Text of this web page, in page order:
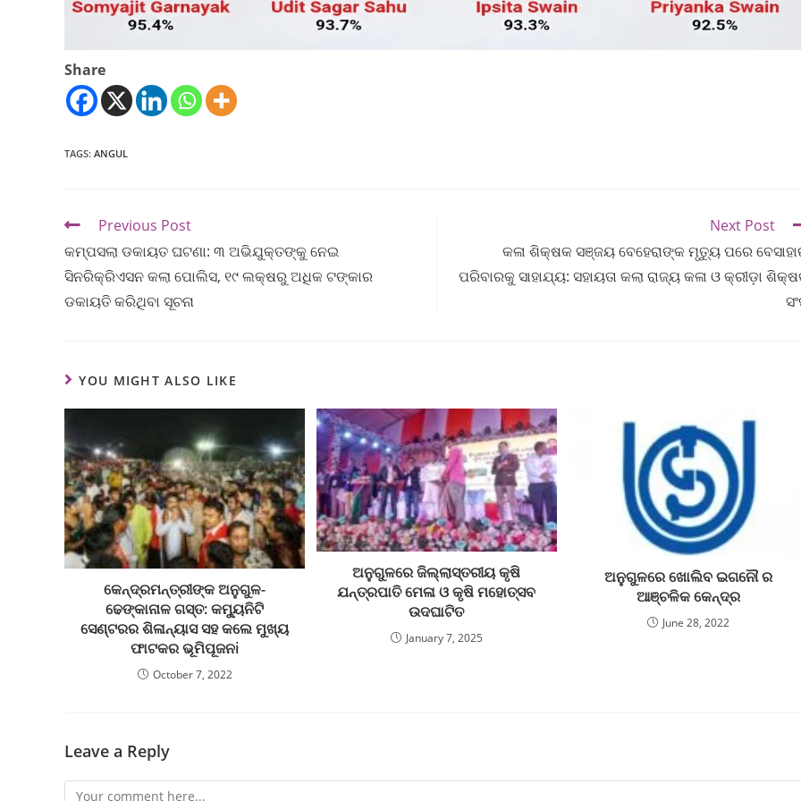
Share
TAGS: ANGUL
Previous Post
କମ୍ପସଲା ଡକାୟତ ଘଟଣା: ୩ ଅଭିଯୁକ୍ତଙ୍କୁ ନେଇ
ସିନରିକ୍ରିଏସନ କଲା ପୋଲିସ, ୧୯ ଲକ୍ଷରୁ ଅଧିକ ଟଙ୍କାର
ଡକାୟତି କରିଥିବା ସୂଚନା
Next Post
କଳା ଶିକ୍ଷକ ସଞ୍ଜୟ ବେହେରାଙ୍କ ମୃତ୍ୟୁ ପରେ
ପରିବାରକୁ ସାହାଯ୍ୟ: ସହାୟତା କଲା ରାଜ୍ୟ କଳା ଓ କ୍ରୀଡ଼ା
YOU MIGHT ALSO LIKE
କେନ୍ଦ୍ରମନ୍ତ୍ରୀଙ୍କ ଅନୁଗୁଳ-
ଢେଙ୍କାନାଳ ଗସ୍ତ: କମ୍ୟୁନିଟି
ସେଣ୍ଟରର ଶିଳାନ୍ୟାସ ସହ କଲେ ମୁଖ୍ୟ
ଫାଟକର ଭୂମିପୂଜନi
October 7, 2022
ଅନୁଗୁଳରେ ଜିଲ୍ଲାସ୍ତରୀୟ କୃଷି
ଯନ୍ତ୍ରପାତି ମେଳା ଓ କୃଷି ମହୋତ୍ସବ
ଉଦଘାଟିତ
January 7, 2025
ଅନୁଗୁଳରେ ଖୋଲିବ ଇଗନୌ ର
ଆଞ୍ଚଳିକ କେନ୍ଦ୍ର
June 28, 2022
Leave a Reply